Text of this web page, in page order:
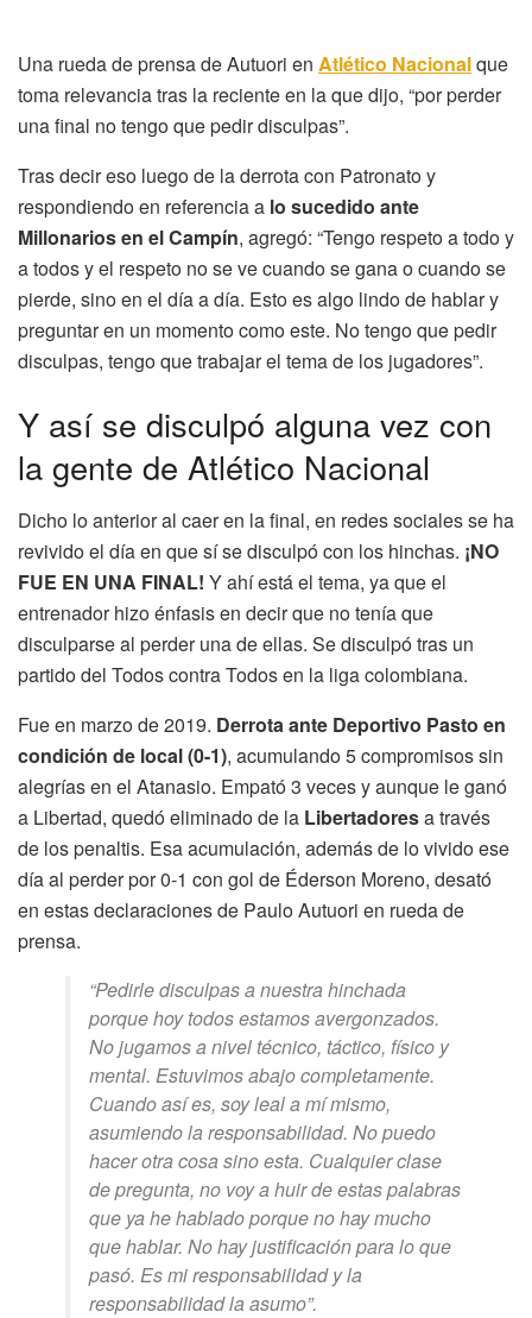
Una rueda de prensa de Autuori en Atlético Nacionalque
toma relevancia tras la reciente en la que dijo, “por perder
una final no tengo que pedir disculpas”.
Tras decir eso luego de la derrota con Patronato y
respondiendo en referencia a lo sucedido ante
Millonarios en el Campín, agregó: “Tengo respeto a todo y
a todos y el respeto no se ve cuando se gana o cuando se
pierde, sino en el día a día. Esto es algo lindo de hablar y
preguntar en un momento como este. No tengo que pedir
disculpas, tengo que trabajar el tema de los jugadores”.
Y así se disculpó alguna vez con
la gente de Atlético Nacional
Dicho lo anterior al caer en la final, en redes sociales se ha
revivido el día en que sí se disculpó con los hinchas. ¡NO
FUE EN UNA FINAL! Y ahí está el tema, ya que el
entrenador hizo énfasis en decir que no tenía que
disculparse al perder una de ellas. Se disculpó tras un
partido del Todos contra Todos en la liga colombiana.
Fue en marzo de 2019. Derrota ante Deportivo Pasto en
condición de local (0-1), acumulando 5 compromisos sin
alegrías en el Atanasio. Empató 3 veces y aunque le ganó
a Libertad, quedó eliminado de la Libertadoresa través
de los penaltis. Esa acumulación, además de lo vivido ese
día al perder por 0-1 con gol de Éderson Moreno, desató
en estas declaraciones de Paulo Autuori en rueda de
prensa.
“Pedirle disculpas a nuestra hinchada
porque hoy todos estamos avergonzados.
No jugamos a nivel técnico, táctico, físico y
mental. Estuvimos abajo completamente.
Cuando así es, soy leal a mí mismo,
asumiendo la responsabilidad. No puedo
hacer otra cosa sino esta. Cualquier clase
de pregunta, no voy a huir de estas palabras
que ya he hablado porque no hay mucho
que hablar. No hay justificación para lo que
pasó. Es mi responsabilidad y la
responsabilidad la asumo”.